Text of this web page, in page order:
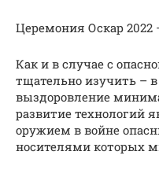
Церемония Оскар
Как и в случае с
тщательно изучить –
выздоровление
развитие
оружием в войне
носителями которых